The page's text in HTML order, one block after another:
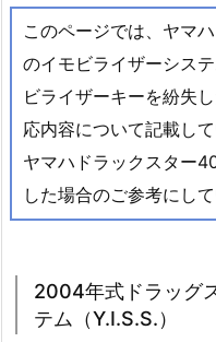
ス
タ
ー
4
0
0
0
4
このページでは、ヤマ
のイモビライザーシス
ビライザーキーを紛失
応内容について記載して
ヤマハドラックスター
した場合のご参考にして
2004年式ドラッグ
テム（Y.I.S.S.）